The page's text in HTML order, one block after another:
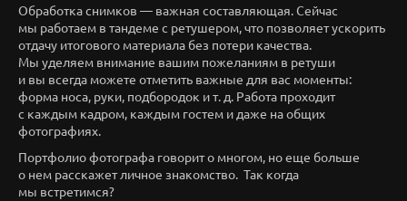
Обработка снимков — важная составляющая. Сейчас
мы работаем в тандеме с ретушером, что позволяет ускорить
отдачу итогового материала без потери качества.
Мы уделяем внимание вашим пожеланиям в ретуши
и вы всегда можете отметить важные для вас моменты:
форма носа, руки, подбородок и т. д. Работа проходит
с каждым кадром, каждым гостем и даже на общих
фотографиях.
Портфолио фотографа говорит о многом, но еще больше
о нем расскажет личное знакомство. Так когда
мы встретимся?